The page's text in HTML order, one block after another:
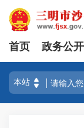
首页 政务公开